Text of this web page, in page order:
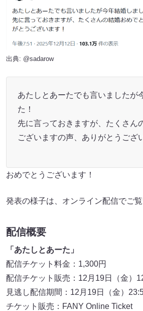
出典: @sadarow
あたしとあーたでも言いましたが
た！
先に言っておきますが、たくさん
ございますの声、ありがとうござ
おめでとうございます！
発表の様子は、オンライン配信でご覧
配信概要
「あたしとあーた」
配信チケット料金：1,300円
配信チケット販売：12月19日（金）
見逃し配信期間：12月19日（金）
チケット販売：FANY Online Ticket